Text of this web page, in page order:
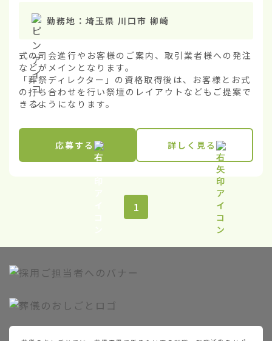
勤務地： 埼玉県 川口市 柳崎
式の司会進行やお客様のご案内、取引業者様への発注
などがメインとなります。
「葬祭ディレクター」の資格取得後は、お客様とお式
の打ち合わせを行い祭壇のレイアウトなどもご提案で
きるようになります。
応募する 詳しく見る
1